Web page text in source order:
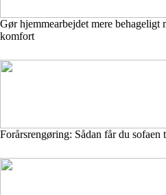
Gør hjemmearbejdet mere behageligt
komfort
Forårsrengøring: Sådan får du sofaen